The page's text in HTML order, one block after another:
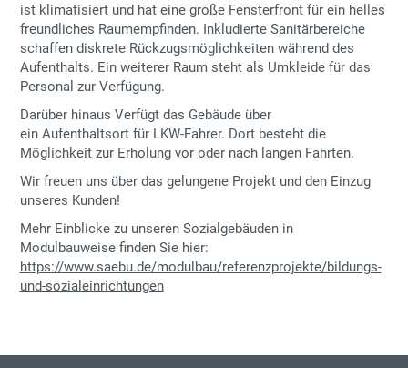
ist klimatisiert und hat eine große Fensterfront für ein helles
freundliches Raumempfinden. Inkludierte Sanitärbereiche
schaffen diskrete Rückzugsmöglichkeiten während des
Aufenthalts. Ein weiterer Raum steht als Umkleide für das
Personal zur Verfügung.
Darüber hinaus Verfügt das Gebäude über
ein Aufenthaltsort für LKW-Fahrer. Dort besteht die
Möglichkeit zur Erholung vor oder nach langen Fahrten.
Wir freuen uns über das gelungene Projekt und den Einzug
unseres Kunden!
Mehr Einblicke zu unseren Sozialgebäuden in
Modulbauweise finden Sie hier:
https://www.saebu.de/modulbau/referenzprojekte/bildungs-
und-sozialeinrichtungen